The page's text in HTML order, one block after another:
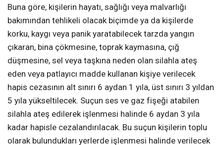
Buna göre, kişilerin hayatı, sağlığı veya malvarlığı
bakımından tehlikeli olacak biçimde ya da kişilerde
korku, kaygı veya panik yaratabilecek tarzda yangın
çıkaran, bina çökmesine, toprak kaymasına, çığ
düşmesine, sel veya taşkına neden olan silahla ateş
eden veya patlayıcı madde kullanan kişiye verilecek
hapis cezasının alt sınırı 6 aydan 1 yıla, üst sınırı 3 yıldan
5 yıla yükseltilecek. Suçun ses ve gaz fişeği atabilen
silahla ateş edilerek işlenmesi halinde 6 aydan 3 yıla
kadar hapisle cezalandırılacak. Bu suçun kişilerin toplu
olarak bulundukları yerlerde işlenmesi halinde verilecek